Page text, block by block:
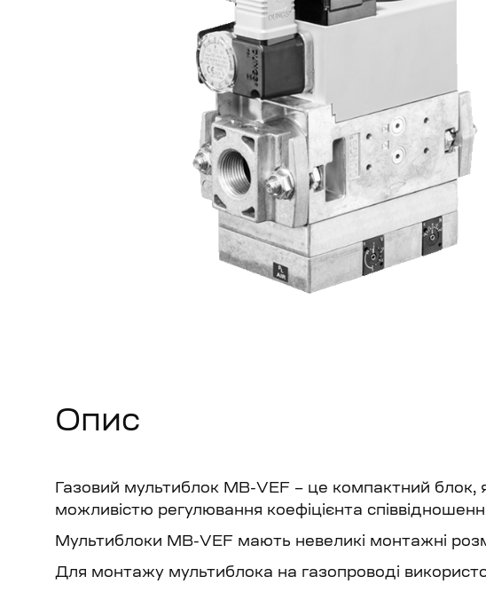
Опис
Газовий мультиблок MB-VEF – це компактний блок,
можливістю регулювання коефіцієнта
Мультиблоки MB-VEF мають невеликі монтажні
Для монтажу мультиблока на газопроводі